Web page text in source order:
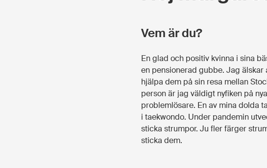
Vem är du?
En glad och positiv kvinna i sina
en pensionerad gubbe. Jag
hjälpa dem på sin resa mellan
person är jag väldigt nyfiken på
problemlösare. En av mina dolda
i taekwondo. Under pandemin
sticka strumpor. Ju fler färger
sticka dem.